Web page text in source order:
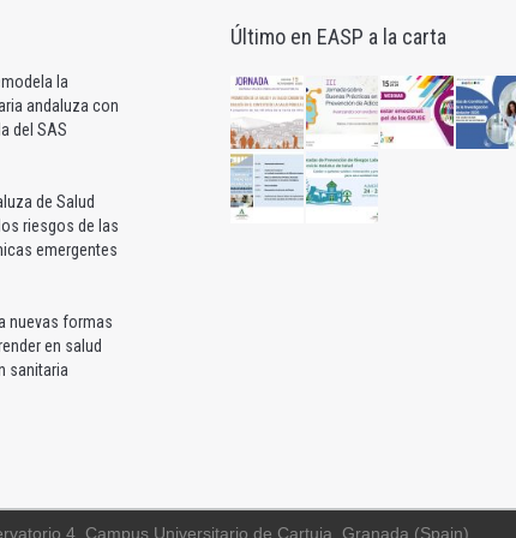
la
andaluza con
del SAS
de Salud
riesgos de las
emergentes
nuevas formas
en salud
sanitaria
Último en EASP a la carta
4, Campus Universitario de Cartuja, Granada (Spain)